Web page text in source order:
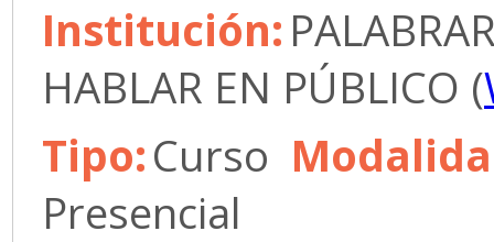
Institución:
HABLAR EN PÚBLICO (
Tipo:Curso
Presencial